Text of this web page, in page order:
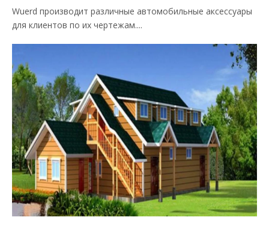
Wuerd производит различные автомобильные аксессуары
для клиентов по их чертежам....